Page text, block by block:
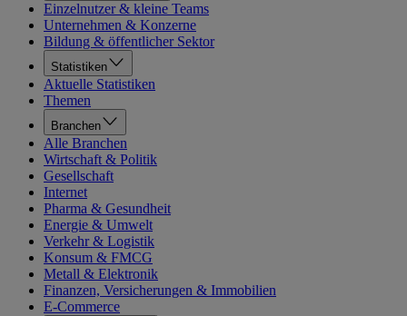
Einzelnutzer & kleine Teams
Unternehmen & Konzerne
Bildung & öffentlicher Sektor
Statistiken
Aktuelle Statistiken
Themen
Branchen
Alle Branchen
Wirtschaft & Politik
Gesellschaft
Internet
Pharma & Gesundheit
Energie & Umwelt
Verkehr & Logistik
Konsum & FMCG
Metall & Elektronik
Finanzen, Versicherungen & Immobilien
E-Commerce